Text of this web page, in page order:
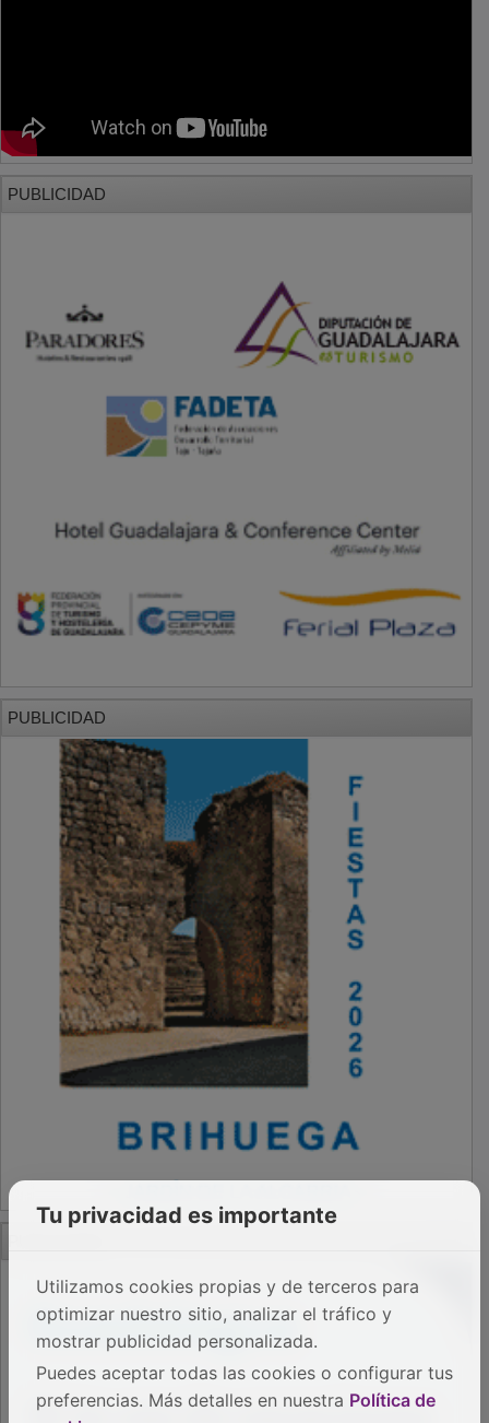
PUBLICIDAD
SECCIONES
Local
Región
Deportes
Economía
Opinión
NUEVA ALCARRIA
Quiénes somos
MÁS INFORMACIÓN
Aviso Legal
Política de Privacidad
Politica de Cookies
Mas informacion sobre las cookies
BASES CONCURSO FOTOGRAFÍA LAVANDA
OTROS ENLACES
Sistemas Integrales Cualificados
Entrada Bloggers
Aviso Legal
Configuración de Cookies
Tu privacidad es importante
Utilizamos cookies propias y de terceros para
optimizar nuestro sitio, analizar el tráfico y
mostrar publicidad personalizada.
Puedes aceptar todas las cookies o configurar tus
preferencias. Más detalles en nuestra Política de
Tiempo: 0.2731 seg., Memoria Usada: 0.94 MB
Diseño web Inweb© 2015 - 2026